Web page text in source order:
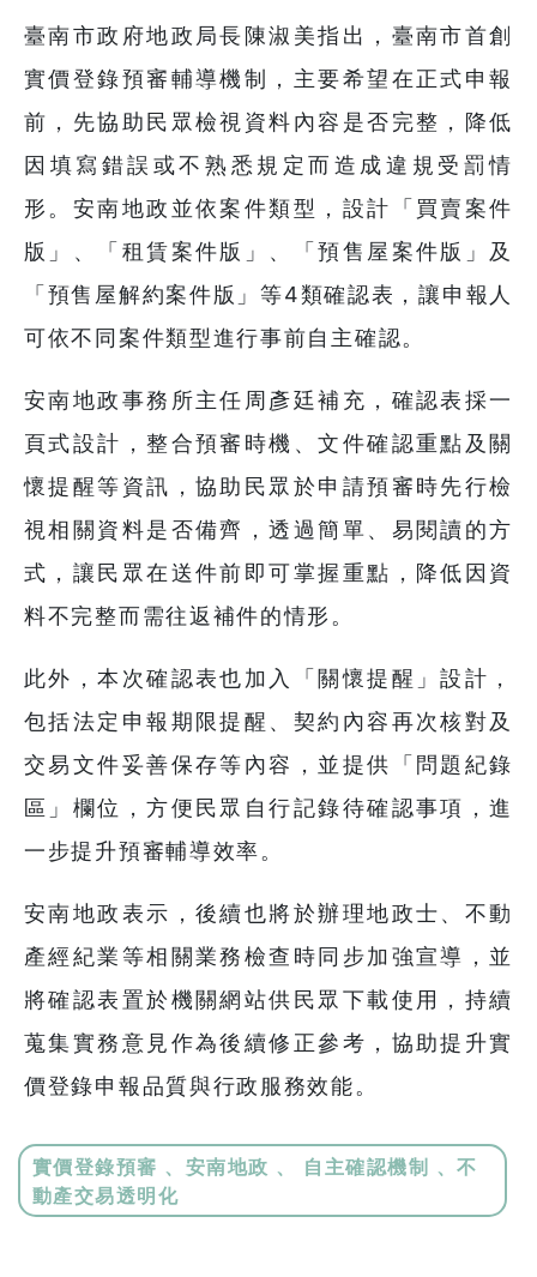
臺南市政府地政局長陳淑美指出，臺南市首創
實價登錄預審輔導機制，主要希望在正式申報
前，先協助民眾檢視資料內容是否完整，降低
因填寫錯誤或不熟悉規定而造成違規受罰情
形。安南地政並依案件類型，設計「買賣案件
版」、「租賃案件版」、「預售屋案件版」及
「預售屋解約案件版」等4類確認表，讓申報人
可依不同案件類型進行事前自主確認。
安南地政事務所主任周彥廷補充，確認表採一
頁式設計，整合預審時機、文件確認重點及關
懷提醒等資訊，協助民眾於申請預審時先行檢
視相關資料是否備齊，透過簡單、易閱讀的方
式，讓民眾在送件前即可掌握重點，降低因資
料不完整而需往返補件的情形。
此外，本次確認表也加入「關懷提醒」設計，
包括法定申報期限提醒、契約內容再次核對及
交易文件妥善保存等內容，並提供「問題紀錄
區」欄位，方便民眾自行記錄待確認事項，進
一步提升預審輔導效率。
安南地政表示，後續也將於辦理地政士、不動
產經紀業等相關業務檢查時同步加強宣導，並
將確認表置於機關網站供民眾下載使用，持續
蒐集實務意見作為後續修正參考，協助提升實
價登錄申報品質與行政服務效能。
實價登錄預審 、安南地政 、 自主確認機制 、不
動產交易透明化